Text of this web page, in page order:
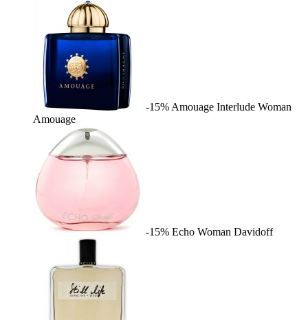
-15% Amouage Interlude Woman
Amouage
-15% Echo Woman Davidoff